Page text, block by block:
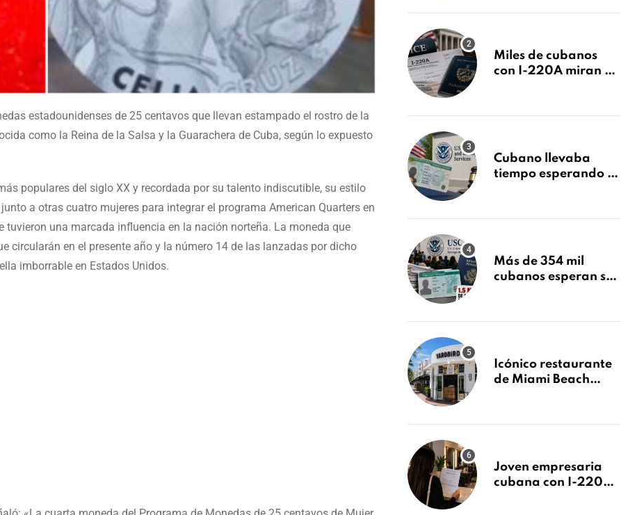
estadounidenses de 25 centavos que llevan estampado el rostro de la
como la Reina de la Salsa y la Guarachera de Cuba, según lo expuesto
populares del siglo XX y recordada por su talento indiscutible, su estilo
a otras cuatro mujeres para integrar el programa American Quarters en
tuvieron una marcada influencia en la nación norteña. La moneda que
circularán en el presente año y la número 14 de las lanzadas por dicho
imborrable en Estados Unidos.
sin previo aviso
Miles de cubanos
con I-220A miran al
decidirse en una
Cubano llevaba
tiempo esperando su
tras Writ of
Más de 354 mil
cubanos esperan su
millones de
Icónico restaurante
de Miami Beach
después de 15 años
Joven empresaria
cubana con I-220A